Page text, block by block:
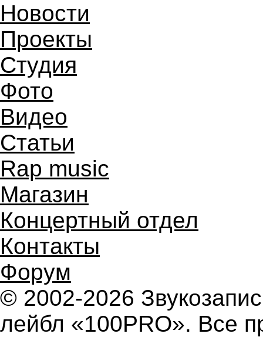
Новости
Проекты
Студия
Фото
Видео
Статьи
Rap music
Магазин
Концертный отдел
Контакты
Форум
© 2002-2026
лейбл «100PRO». Все